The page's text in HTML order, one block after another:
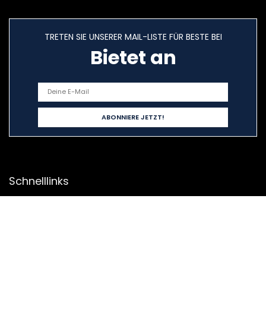
TRETEN SIE UNSERER MAIL-LISTE FÜR BESTE BEI
Bietet an
Schnelllinks